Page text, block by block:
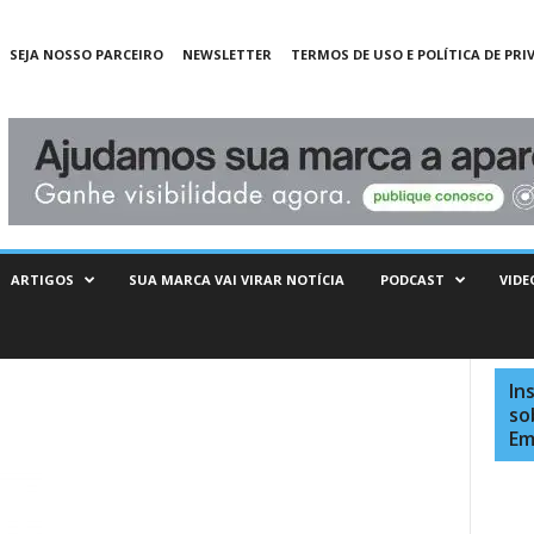
SEJA NOSSO PARCEIRO NEWSLETTER TERMOS DE USO E POLÍTICA DE
ARTIGOS SUA MARCA VAI VIRAR NOTÍCIA PODCAST